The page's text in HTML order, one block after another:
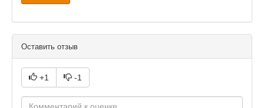
Оставить отзыв
+1 -1